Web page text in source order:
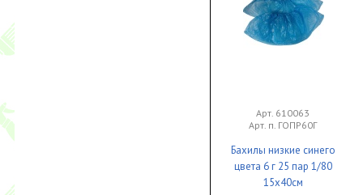
Арт. 610063
Арт. п. ГОПР60Г
Бахилы низкие синего
цвета 6 г 25 пар 1/80
15х40см